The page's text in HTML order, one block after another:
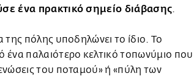
ένα πρακτικό σημείο διάβασης.
πόλης υποδηλώνει το ίδιο. Το
παλαιότερο κελτικό τοπωνύμιο που
του ποταμού» ή «πύλη των